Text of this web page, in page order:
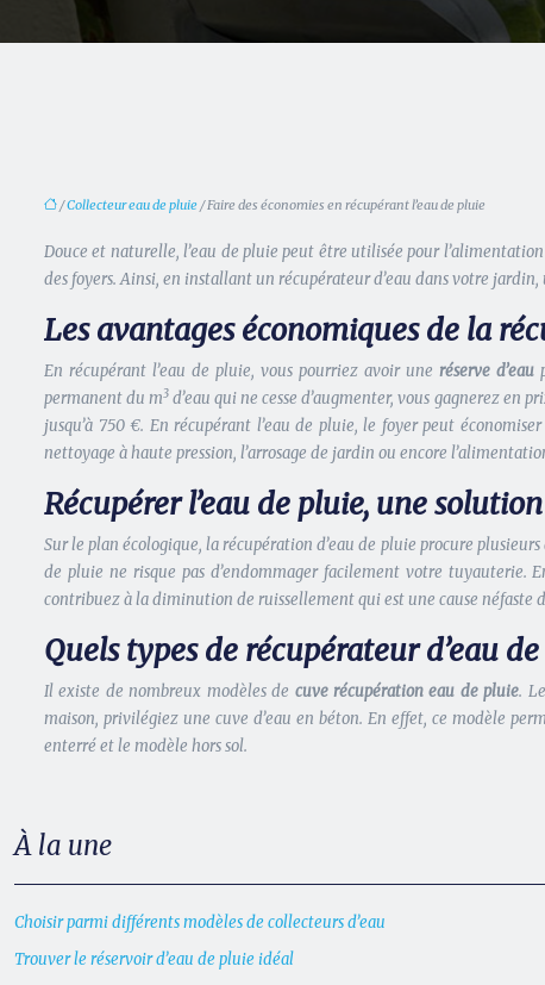
/Collecteur eau de pluie/ Faire des économies en récupérant l’eau de pluie
Douce et naturelle, l’eau de pluie peut être utilisée pour
des foyers. Ainsi, en installant un récupérateur d’eau dans votre
Les avantages économiques de la
En récupérant l’eau de pluie, vous pourriez avoir une réserve d’eau
permanent du m3 d’eau qui ne cesse d’augmenter, vous gagnerez en
jusqu’à 750 €. En récupérant l’eau de pluie, le foyer peut
nettoyage à haute pression, l’arrosage de jardin ou encore
Récupérer l’eau de pluie, une
Sur le plan écologique, la récupération d’eau de pluie procure
de pluie ne risque pas d’endommager facilement votre tuyauterie.
contribuez à la diminution de ruissellement qui est une cause néfaste
Quels types de récupérateur d’eau
Il existe de nombreux modèles de cuve récupération eau de pluie.
maison, privilégiez une cuve d’eau en béton. En effet, ce modèle
enterré et le modèle hors sol.
À la une
Choisir parmi différents modèles de collecteurs d’eau
Trouver le réservoir d’eau de pluie idéal